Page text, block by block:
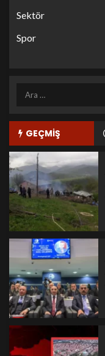
Sektör
Spor
GEÇMİŞ